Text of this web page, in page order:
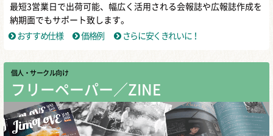
最短3営業日で出荷可能、幅広く活用される会報誌や広報誌作成を
納期面でもサポート致します。
おすすめ仕様
価格例 さらに安くきれいに！
個人・サークル向け
フリーペーパー／ZINE